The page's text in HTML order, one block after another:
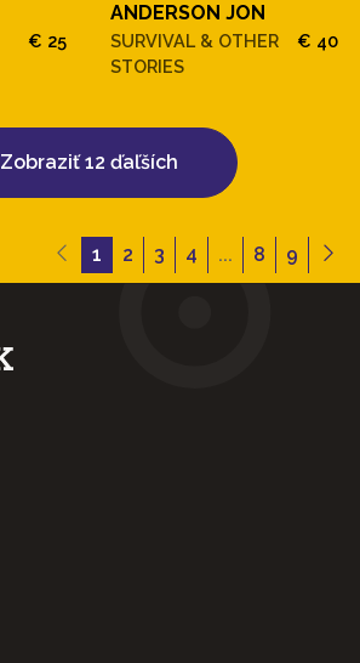
€ 25
ANDERSON JON
SURVIVAL & OTHER
STORIES
€ 40
Zobraziť 12 ďaľších
1 2 3 4 ... 8 9